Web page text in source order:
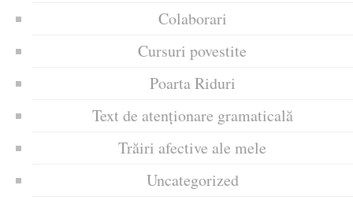
Colaborari
Cursuri povestite
Poarta Riduri
Text de atenționare gramaticală
Trăiri afective ale mele
Uncategorized